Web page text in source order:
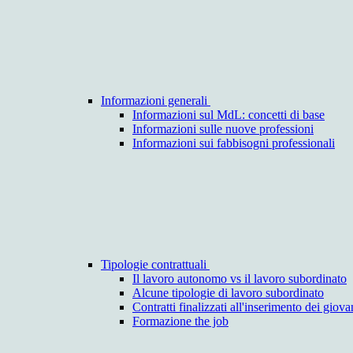
Informazioni generali
Informazioni sul MdL: concetti di base
Informazioni sulle nuove professioni
Informazioni sui fabbisogni professionali
Tipologie contrattuali
Il lavoro autonomo vs il lavoro subordinato
Alcune tipologie di lavoro subordinato
Contratti finalizzati all'inserimento dei
Formazione the job